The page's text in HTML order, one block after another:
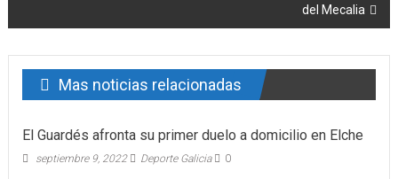
del Mecalia
Mas noticias relacionadas
El Guardés afronta su primer duelo a domicilio en Elche
septiembre 9, 2022 Deporte Galicia 0